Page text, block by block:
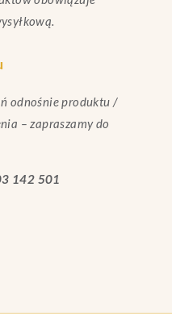
odnośnie produktu /
– zapraszamy do
142 501